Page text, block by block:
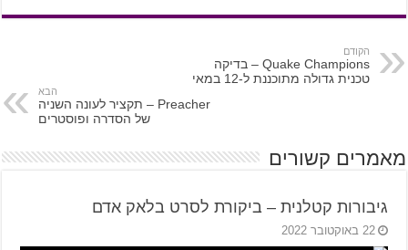
הקודם
Quake Champions – בדיקה
טכנית גדולה מתוכננת ל-12 במאי
הבא
Preacher – תקציר לעונה השניה
של הסדרה ופוסטרים
מאמרים קשורים
גיבורות קטלנית – ביקורת לסרט בלאק אדם
22 באוקטובר 2022